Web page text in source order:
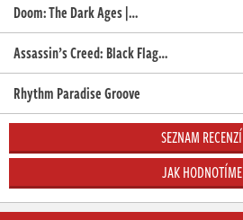
Doom: The Dark Ages |…
Assassin’s Creed: Black Flag…
Rhythm Paradise Groove
SEZNAM RECENZÍ
JAK HODNOTÍME